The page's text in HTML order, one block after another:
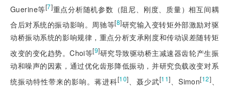
Guerine等[7]重点分析随机参数（阻尼、刚度、质量）相互间耦
合后对系统的振动影响。周驰等[8]研究输入变转矩外部激励对驱
动桥振动系统的影响规律，重点分析支承刚度和传动误差随转矩
改变的变化趋势。Choi等[9]研究导致驱动桥主减速器齿轮产生振
动和噪声的因素，通过优化齿形降低振动，并研究负载改变对系
统振动特性带来的影响。蒋进科[10] 、聂少武[11] 、Simon[12]